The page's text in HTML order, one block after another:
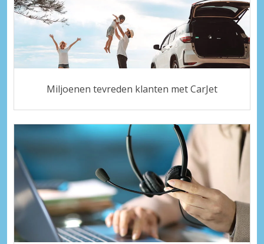
Miljoenen tevreden klanten met CarJet